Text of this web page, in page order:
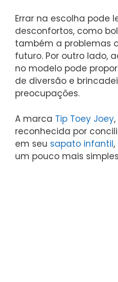
Errar na escolha pode
desconfortos, como
também a problemas
futuro. Por outro lado,
no modelo pode
de diversão e
preocupações.
A marca Tip Toey Joey
reconhecida por
em seu sapato infantil
um pouco mais